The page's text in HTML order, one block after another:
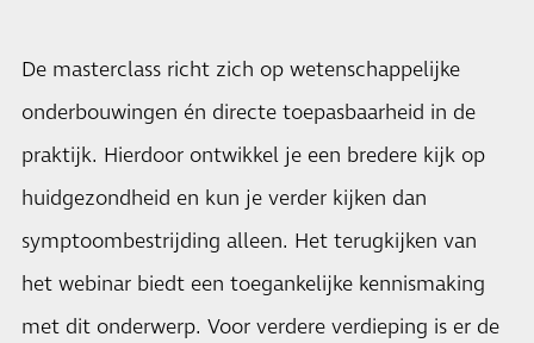
De masterclass richt zich op wetenschappelijke
onderbouwingen én directe toepasbaarheid in de
praktijk. Hierdoor ontwikkel je een bredere kijk op
huidgezondheid en kun je verder kijken dan
symptoombestrijding alleen. Het terugkijken van
het webinar biedt een toegankelijke kennismaking
met dit onderwerp. Voor verdere verdieping is er de